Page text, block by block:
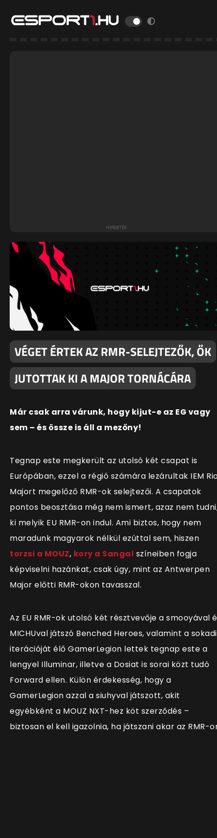
VÉGET ÉRTEK AZ RMR-SELEJTEZŐK, ŐK
JUTOTTAK KI A MAJOR TORNÁCÁRA
Már csak arra várunk, hogy kijut-e az EG vagy
sem – és össze is áll a mezőny!
Tegnap este megkerült az utolsó két csapat is
Európában, ezzel a régió számára lezárultak IEM
Majort megelőző RMR-ok selejtezői. A csapatok
pontos beosztása még nem ismert, azaz nem
ki melyik EU RMR-on indul. Ami biztos, hogy nem
maradunk magyarok nélkül ezúttal sem, hiszen
torzsi a MOUZ, kory a Sangal színeiben fogja
képviselni hazánkat, csak úgy, mint az Antwerpen
Major előtti RMR-okon tavasszal.
Az EU RMR-ok utolsó két résztvevője a smooyával
MICHUval játszó Benched Heroes, valamint a
iterációját élő GamerLegion lettek tegnap este a
lengyel Illuminar, illetve a Dosiat is sorai közt tudó
Forward ellen. Külön érdekesség, hogy a
GamerLegion azzal a siuhyval játszott, akit
egyébként a MOUZ NXT-hez köt szerződés –
biztosan el kell igazolnia, ha játszani akar az RMR-